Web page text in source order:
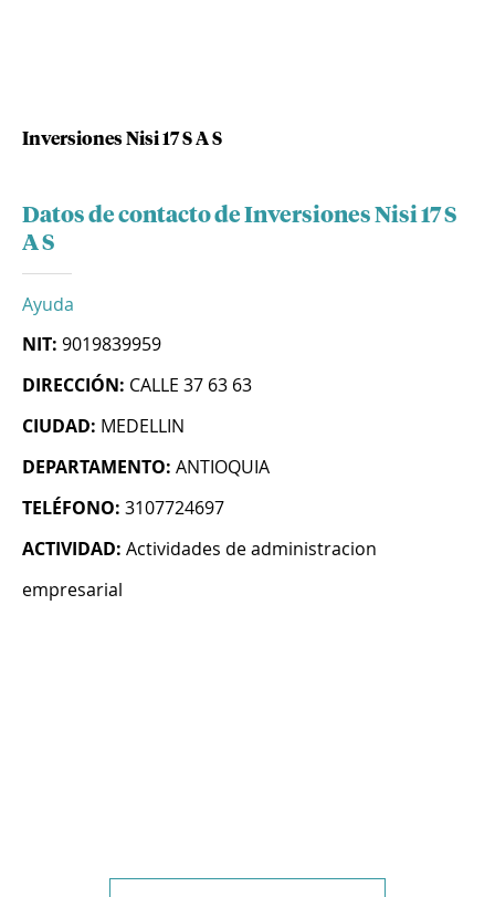
Inversiones Nisi 17 S A S
Datos de contacto de Inversiones Nisi 17 S
A S
Ayuda
NIT: 9019839959
DIRECCIÓN: CALLE 37 63 63
CIUDAD: MEDELLIN
DEPARTAMENTO: ANTIOQUIA
TELÉFONO: 3107724697
ACTIVIDAD: Actividades de administracion
empresarial